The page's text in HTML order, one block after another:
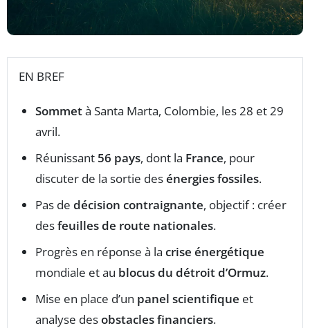
EN BREF
Sommetà Santa Marta, Colombie, les 28 et 29
avril.
Réunissant 56 pays, dont la France, pour
discuter de la sortie desénergies fossiles.
Pas de décision contraignante, objectif : créer
desfeuilles de route nationales.
Progrès en réponse à la crise énergétique
mondiale et au blocus du détroit d’Ormuz.
Mise en place d’un panel scientifique et
analyse desobstacles financiers.